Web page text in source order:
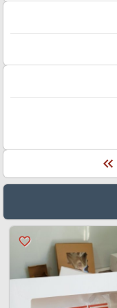
keyboard_double_arrow_left
favorite_border